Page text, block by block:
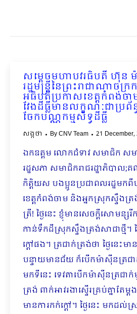
សម្តេចមហាបវរធិបតី ហ៊ុន
រដ្ឋមន្រ្តីនៃព្រះរាជាណាចក្
អធិបតីប្រកាសខេត្តកំពង់ចា
វែងដីធ្លីមានលក្ខណៈជាប្រព័
ចែកបណ្ណកម្មសិទ្ធដីធ្លី
សង្កថា ByCNV Team 21 December,
ឯកឧត្តម លោកជំទាវ សមាជិក សម
រដ្ឋសភា សមាជិករាជរដ្ឋាភិបាល;
កិត្តិយស បងប្អូនប្រជាពលរដ្ឋមកពី
ខេត្តកំពង់ចាម និងអ្នកស្រុកស្ទឹងត្
ត្រី! ថ្ងៃនេះ ខ្ញុំមានសេចក្ដីសោមន្
កាន់ទឹកដីស្រុកស្ទឹងត្រង់សាជាថ្មី។ ថ្
ក្ដៅផង។ ត្រជាក់ត្រង់ថា ថ្ងៃនេះម
បន្ទាយមានជ័យ ក៏បើកម៉ាស៊ីនត្រជា
មកទីនេះ ទេវតាបើកម៉ាស៊ីនត្រជ
ត្រង់ ពាក់អាវរងាស្ទើរគ្រប់គ្នាតែម្
មានការកក់ក្ដៅ។ ថ្ងៃនេះ មកដ